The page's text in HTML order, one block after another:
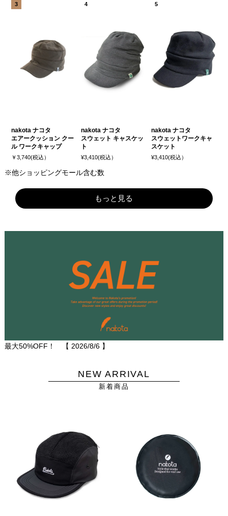
nakota ナコタ
エアークッション クー
ル ワークキャップ
￥3,740(税込）
nakota ナコタ
スウェット キャスケッ
ト
¥3,410(税込）
nakota ナコタ
スウェットワークキャ
スケット
¥3,410(税込）
※他ショッピングモール含む数
もっと見る
最大50%OFF！ 【 2026/8/6】
NEW ARRIVAL
新着商品